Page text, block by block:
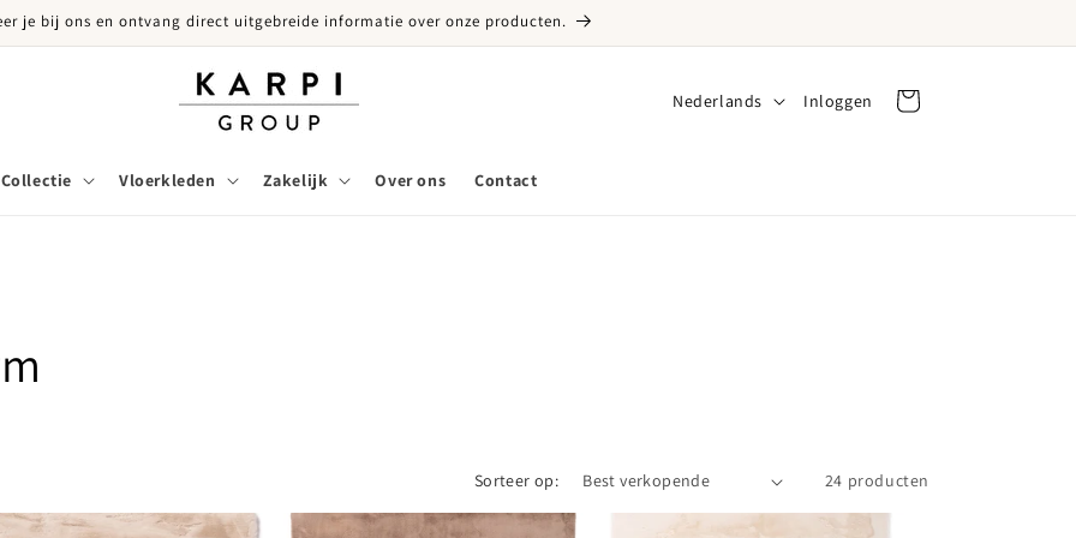
je bij ons en ontvang direct uitgebreide informatie over onze producten.
Collectie Vloerkleden Zakelijk Over ons Contact
Taal
Nederlands Inloggen
InloggenWinkelwagen
Sorteer op: 24 producten